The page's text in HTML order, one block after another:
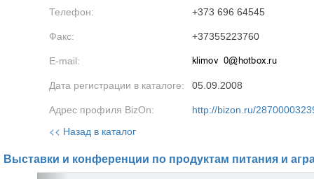
Телефон: +373 696 64545
Факс: +37355223760
E-mail:
Дата регистрации в каталоге: 05.09.2008
Адрес профиля BizOn: http://bizon.ru/
<< Назад в каталог
Выставки и конференции по продуктам питания и